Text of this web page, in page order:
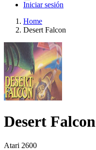
Iniciar sesión
Home
Desert Falcon
Desert Falcon
Atari 2600